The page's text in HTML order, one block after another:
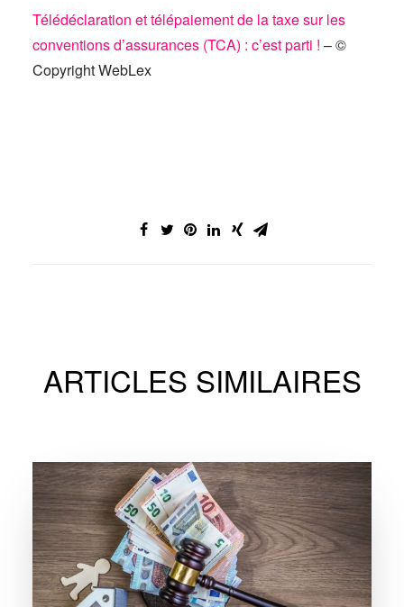
Télédéclaration et télépaiement de la taxe sur les
conventions d’assurances (TCA) : c’est parti ! – ©
Copyright WebLex
ARTICLES SIMILAIRES